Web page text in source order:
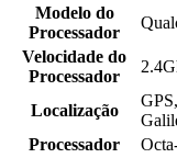
Modelo do
Processador
Velocidade do
Processador
Localização
Processador